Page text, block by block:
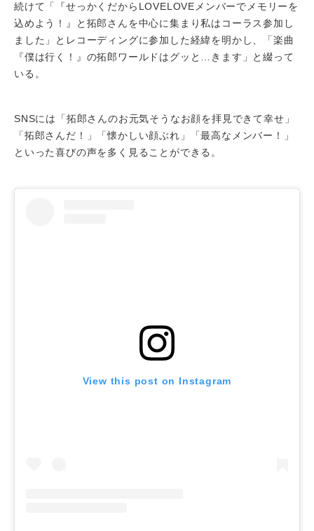
続けて「『せっかくだからLOVELOVEメンバーでメモリーを
込めよう！』と拓郎さんを中心に集まり私はコーラス参加し
ました」とレコーディングに参加した経緯を明かし、「楽曲
『僕は行く！』の拓郎ワールドはグッと…きます」と綴って
いる。
SNSには「拓郎さんのお元気そうなお顔を拝見できて幸せ」
「拓郎さんだ！」「懐かしい顔ぶれ」「最高なメンバー！」
といった喜びの声を多く見ることができる。
View this post on Instagram